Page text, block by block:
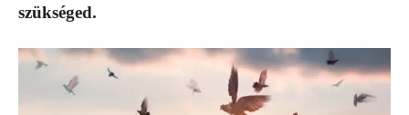
szükséged.